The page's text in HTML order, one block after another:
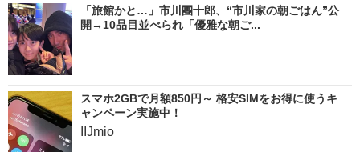
「旅館かと…」市川團十郎、“市川家の朝ごはん”公
開→10品目並べられ「優雅な朝ご...
スマホ2GBで月額850円～ 格安SIMをお得に使うキ
ャンペーン実施中！
IIJmio